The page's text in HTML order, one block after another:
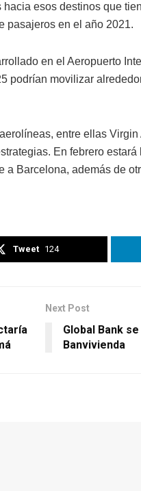
esos destinos que
pasajeros en el año 2021.
en el Aeropuerto
podrían movilizar
entre ellas
En febrero
a Barcelona, además de
Tweet 124
Next Post
Global Bank
Banvivienda